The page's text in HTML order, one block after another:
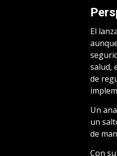
El
salud,
de
Un
un
de
Con